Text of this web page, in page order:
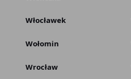
Włocławek
Wołomin
Wrocław